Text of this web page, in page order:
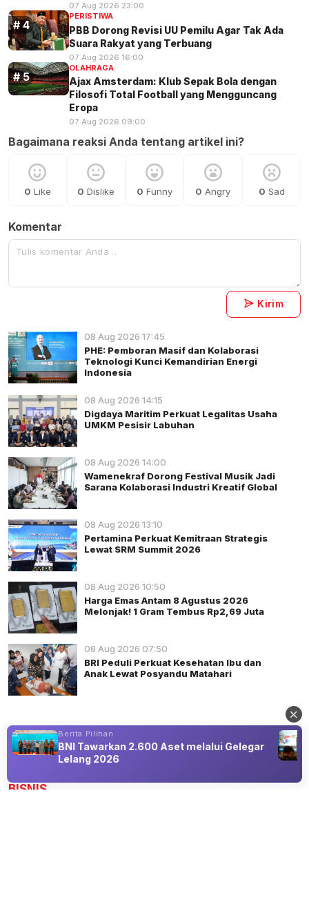
07 Aug 2026 23:00
PERISTIWA
PBB Dorong Revisi UU Pemilu Agar Tak Ada
Suara Rakyat yang Terbuang
07 Aug 2026 16:00
OLAHRAGA
Ajax Amsterdam: Klub Sepak Bola dengan
Filosofi Total Football yang Mengguncang
Eropa
07 Aug 2026 09:00
Bagaimana reaksi Anda tentang artikel ini?
0 Like 0 Dislike 0 Funny 0 Angry 0 Sad
Komentar
Kirim
08 Aug 2026 17:45
PHE: Pemboran Masif dan Kolaborasi
Teknologi Kunci Kemandirian Energi
Indonesia
08 Aug 2026 14:15
Digdaya Maritim Perkuat Legalitas Usaha
UMKM Pesisir Labuhan
08 Aug 2026 14:00
Wamenekraf Dorong Festival Musik Jadi
Sarana Kolaborasi Industri Kreatif Global
08 Aug 2026 13:10
Pertamina Perkuat Kemitraan Strategis
Lewat SRM Summit 2026
08 Aug 2026 10:50
Harga Emas Antam 8 Agustus 2026
Melonjak! 1 Gram Tembus Rp2,69 Juta
08 Aug 2026 07:50
BRI Peduli Perkuat Kesehatan Ibu dan
Anak Lewat Posyandu Matahari
Advertisement
BISNIS
Berita Pilihan
BNI Tawarkan 2.600 Aset melalui Gelegar
Lelang 2026